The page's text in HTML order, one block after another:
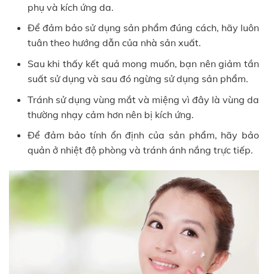
phụ và kích ứng da.
Để đảm bảo sử dụng sản phẩm đúng cách, hãy luôn
tuân theo hướng dẫn của nhà sản xuất.
Sau khi thấy kết quả mong muốn, bạn nên giảm tần
suất sử dụng và sau đó ngừng sử dụng sản phẩm.
Tránh sử dụng vùng mắt và miệng vì đây là vùng da
thường nhạy cảm hơn nên bị kích ứng.
Để đảm bảo tính ổn định của sản phẩm, hãy bảo
quản ở nhiệt độ phòng và tránh ánh nắng trực tiếp.